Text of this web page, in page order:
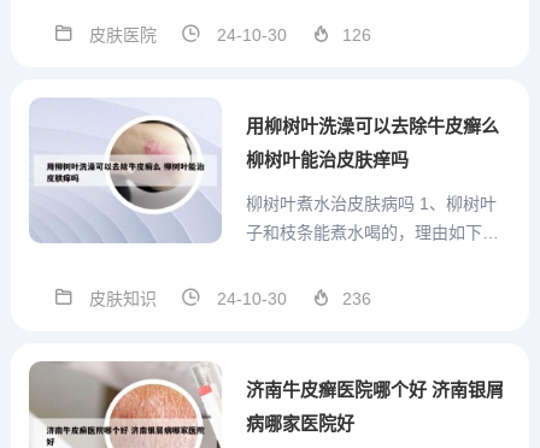
的医务人员组成，熟悉银屑病科常
屑病、重症银屑病等方面具有显著
皮肤医院 24-10-30 126
用柳树叶洗澡可以去除牛皮癣么
柳树叶能治皮肤痒吗
柳树叶煮水治皮肤病吗 1、柳树叶
子和枝条能煮水喝的，理由如下：
入药，柳絮，性凉味甘，可治黄
的接骨妙药；柳根，能祛风利湿、
皮肤知识 24-10-30 236
济南牛皮癣医院哪个好 济南银屑
病哪家医院好